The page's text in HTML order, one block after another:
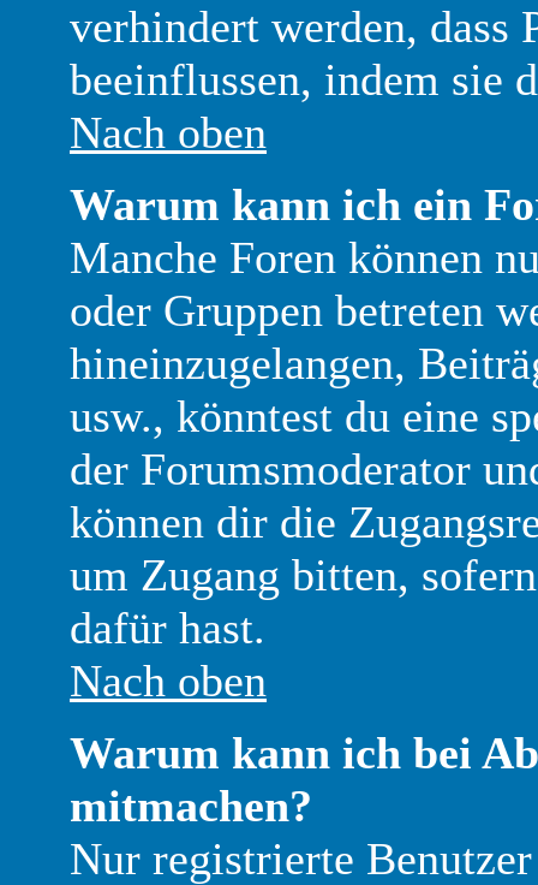
verhindert werden, dass
beeinflussen, indem sie
Nach oben
Warum kann ich ein
Manche Foren können
oder Gruppen betreten
hineinzugelangen,
usw., könntest du eine
der Forumsmoderator
können dir die
um Zugang bitten,
dafür hast.
Nach oben
Warum kann ich bei
mitmachen?
Nur registrierte